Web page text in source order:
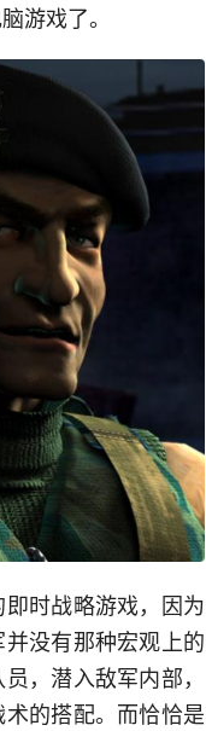
游戏了。
时战略游戏，因为
没有那种宏观上的
，潜入敌军内部，
的搭配。而恰恰是